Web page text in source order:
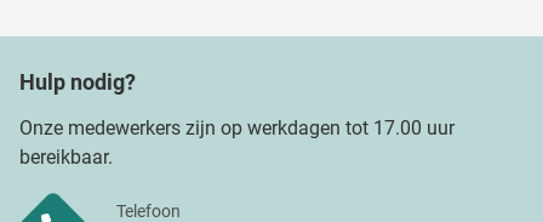
Hulp nodig?
Onze medewerkers zijn op werkdagen tot 17.00 uur
bereikbaar.
Telefoon